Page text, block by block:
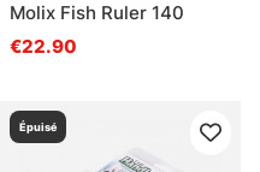
Molix Fish Ruler 140
€22.90
Épuisé